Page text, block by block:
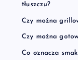
tłuszczu?
Czy można
Czy można
Co oznacza